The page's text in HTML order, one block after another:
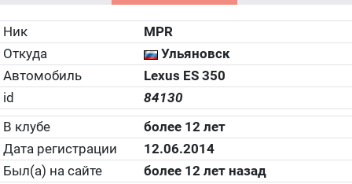
Ник
MPR
Откуда
Ульяновск
Автомобиль
Lexus ES 350
id
84130
В клубе
более 12 лет
Дата регистрации
12.06.2014
Был(а) на сайте
более 12 лет назад